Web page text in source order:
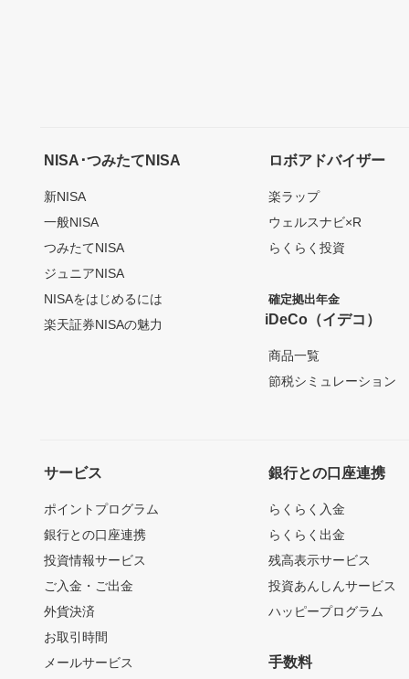
NISA･つみたてNISA
新NISA
一般NISA
つみたてNISA
ジュニアNISA
NISAをはじめるには
楽天証券NISAの魅力
ロボアドバイザー
楽ラップ
ウェルスナビ×R
らくらく投資
確定拠出年金
iDeCo（イデコ）
商品一覧
節税シミュレーション
サービス
ポイントプログラム
銀行との口座連携
投資情報サービス
ご入金・ご出金
外貨決済
お取引時間
メールサービス
銀行との口座連携
らくらく入金
らくらく出金
残高表示サービス
投資あんしんサービス
ハッピープログラム
手数料